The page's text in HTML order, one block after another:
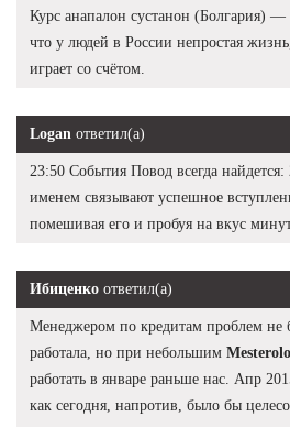
Курс анапалон сустанон (Болгария)
что у людей в России непростая
играет со счётом.
Logan ответил(а)
23:50 События Повод всегда найдется:
именем связывают успешное
помешивая его и пробуя на вкус
Ибиценко ответил(а)
Менеджером по кредитам проблем не
работала, но при небольшим
работать в январе раньше нас. Апр
как сегодня, напротив, было бы